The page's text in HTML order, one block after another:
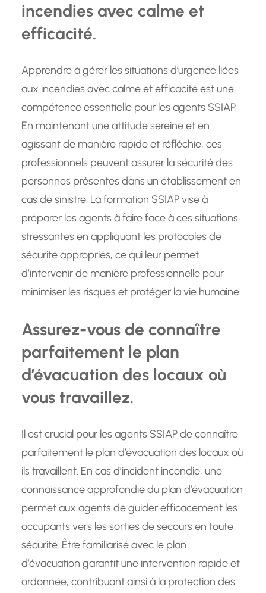
incendies avec calme et
efficacité.
Apprendre à gérer les situations d’urgence liées
aux incendies avec calme et efficacité est une
compétence essentielle pour les agents SSIAP.
En maintenant une attitude sereine et en
agissant de manière rapide et réfléchie, ces
professionnels peuvent assurer la sécurité des
personnes présentes dans un établissement en
cas de sinistre. La formation SSIAP vise à
préparer les agents à faire face à ces situations
stressantes en appliquant les protocoles de
sécurité appropriés, ce qui leur permet
d’intervenir de manière professionnelle pour
minimiser les risques et protéger la vie humaine.
Assurez-vous de connaître
parfaitement le plan
d’évacuation des locaux où
vous travaillez.
Il est crucial pour les agents SSIAP de connaître
parfaitement le plan d’évacuation des locaux où
ils travaillent. En cas d’incident incendie, une
connaissance approfondie du plan d’évacuation
permet aux agents de guider efficacement les
occupants vers les sorties de secours en toute
sécurité. Être familiarisé avec le plan
d’évacuation garantit une intervention rapide et
ordonnée, contribuant ainsi à la protection des